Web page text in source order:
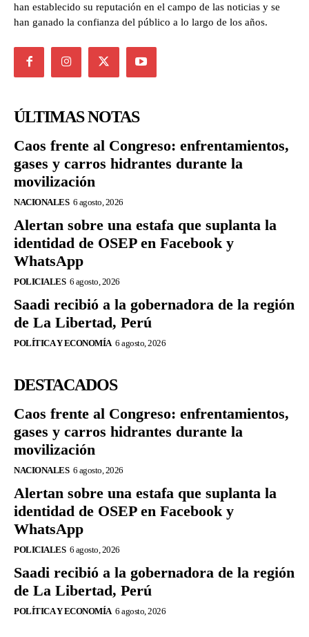
han establecido su reputación en el campo de las noticias y se
han ganado la confianza del público a lo largo de los años.
ÚLTIMAS NOTAS
Caos frente al Congreso: enfrentamientos,
gases y carros hidrantes durante la
movilización
NACIONALES 6 agosto, 2026
Alertan sobre una estafa que suplanta la
identidad de OSEP en Facebook y
WhatsApp
POLICIALES 6 agosto, 2026
Saadi recibió a la gobernadora de la región
de La Libertad, Perú
POLÍTICA Y ECONOMÍA 6 agosto, 2026
DESTACADOS
Caos frente al Congreso: enfrentamientos,
gases y carros hidrantes durante la
movilización
NACIONALES 6 agosto, 2026
Alertan sobre una estafa que suplanta la
identidad de OSEP en Facebook y
WhatsApp
POLICIALES 6 agosto, 2026
Saadi recibió a la gobernadora de la región
de La Libertad, Perú
POLÍTICA Y ECONOMÍA 6 agosto, 2026